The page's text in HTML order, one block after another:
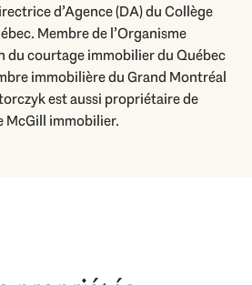
d’Agence (DA) du Collège
Membre de l’Organisme
du courtage immobilier du Québec
immobilière du Grand Montréal
est aussi propriétaire de
McGill immobilier.